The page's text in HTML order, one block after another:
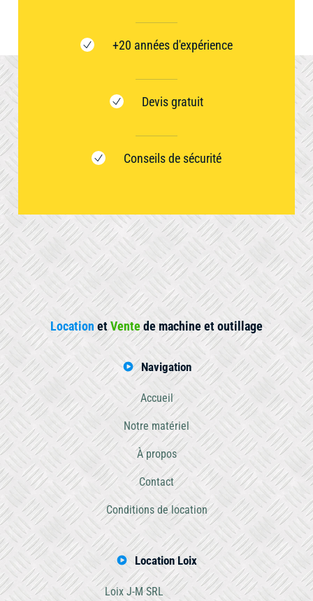
+20 années d'expérience
Devis gratuit
Conseils de sécurité
Location etVentede machine et outillage
Navigation
Accueil
Notre matériel
À propos
Contact
Conditions de location
Location Loix
Loix J-M SRL